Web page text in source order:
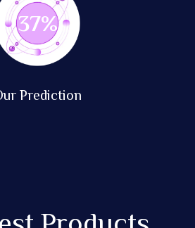
85%
Prediction